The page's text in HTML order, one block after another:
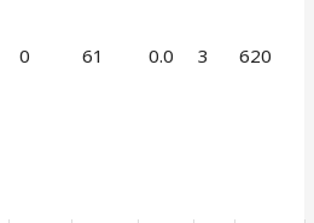
0 61 0.0 3 620